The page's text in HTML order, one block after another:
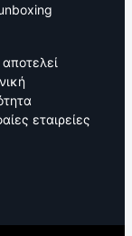
εταιρείες